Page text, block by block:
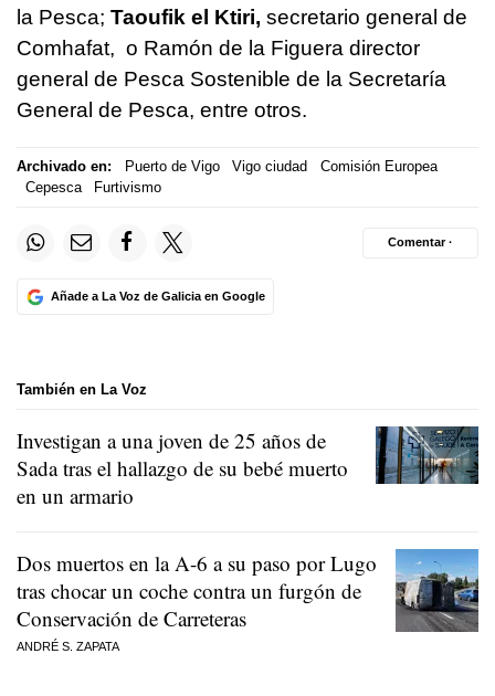
la Pesca; Taoufik el Ktiri, secretario general de
Comhafat, o Ramón de la Figuera director
general de Pesca Sostenible de la Secretaría
General de Pesca, entre otros.
Archivado en: Puerto de Vigo Vigo ciudad
Comisión Europea
Cepesca
Furtivismo
Añade a La Voz de Galicia en Google
Comentar ·
También en La Voz
Investigan a una joven de 25 años de
Sada tras el hallazgo de su bebé muerto
en un armario
Dos muertos en la A-6 a su paso por Lugo
tras chocar un coche contra un furgón de
Conservación de Carreteras
ANDRÉ S. ZAPATA